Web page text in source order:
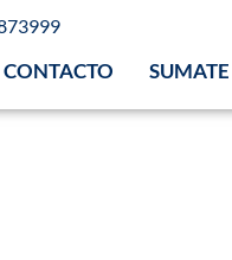
CONTACTO